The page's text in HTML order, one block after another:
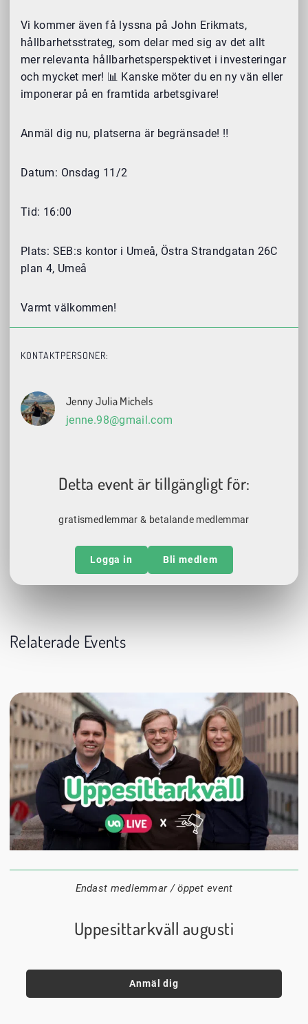
Vi kommer även få lyssna på John Erikmats,
hållbarhetsstrateg, som delar med sig av det allt
mer relevanta hållbarhetsperspektivet i investeringar
och mycket mer! 📊 Kanske möter du en ny vän eller
imponerar på en framtida arbetsgivare!
Anmäl dig nu, platserna är begränsade! ‼️
Datum: Onsdag 11/2
Tid: 16:00
Plats: SEB:s kontor i Umeå, Östra Strandgatan 26C
plan 4, Umeå
Varmt välkommen!
KONTAKTPERSONER:
Jenny Julia Michels
jenne.98@gmail.com
Detta event är tillgängligt för:
gratismedlemmar & betalande medlemmar
Logga in Bli medlem
Relaterade Events
24 augusti
20:00
Endast medlemmar / öppet event
Uppesittarkväll augusti
Anmäl dig